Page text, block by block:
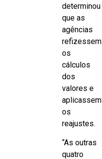
determinou
que as
agências
refizessem
os
cálculos
dos
valores e
aplicassem
os
reajustes.
“As outras
quatro